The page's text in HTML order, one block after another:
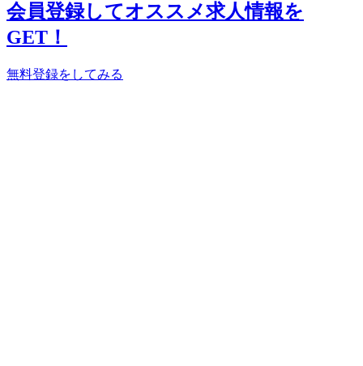
会員登録してオススメ求人情報を
GET！
無料登録をしてみる